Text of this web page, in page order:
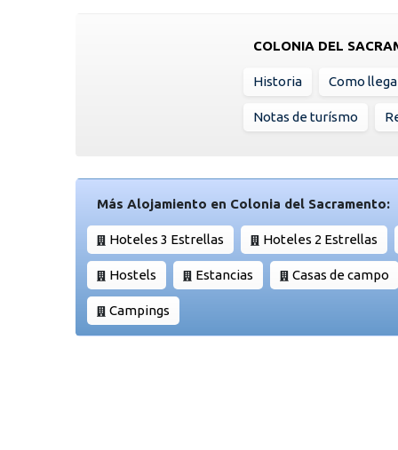
COLONIA DEL
Historia Como
Notas de turísmo
Más Alojamiento en Colonia del Sacramento:
Hoteles 3 Estrellas Hoteles 2 Estrellas
Hostels Estancias Casas de campo
Campings